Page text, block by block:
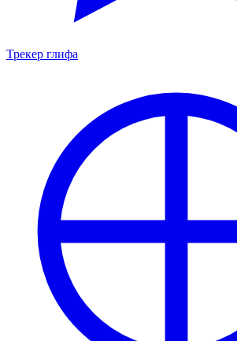
Трекер глифа